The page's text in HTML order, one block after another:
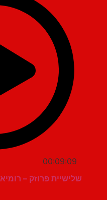
00:09:09
שלישיית פרוזק – רומיאו ויוליה